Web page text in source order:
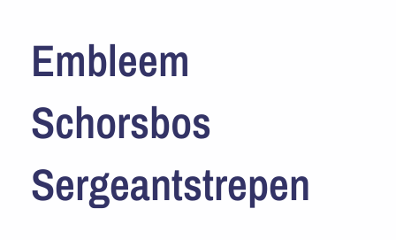
Embleem
Schorsbos
Sergeantstrepen